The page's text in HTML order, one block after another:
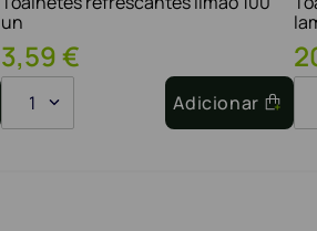
un
3,59€
1 Adicionar